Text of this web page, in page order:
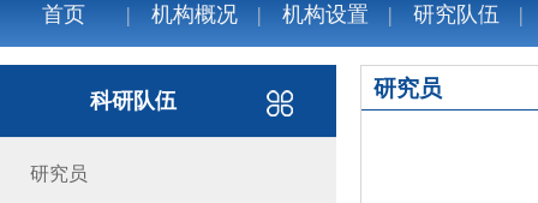
首页 机构概况 机构设置 研究队伍
研究员
科研队伍
研究员